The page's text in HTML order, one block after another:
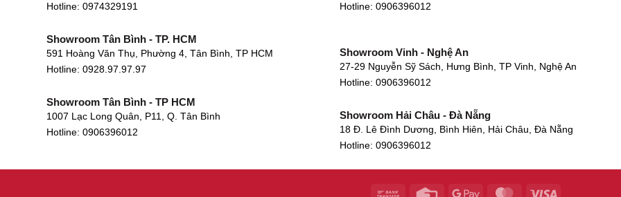
Hotline: 0974329191
Showroom Tân Bình - TP. HCM
591 Hoàng Văn Thụ, Phường 4, Tân Bình, TP HCM
Hotline: 0928.97.97.97
Showroom Tân Bình - TP HCM
1007 Lạc Long Quân, P11, Q. Tân Bình
Hotline: 0906396012
Hotline:0906396012
Showroom Vinh - Nghệ An
27-29 Nguyễn Sỹ Sách, Hưng Bình, TP Vinh, Nghệ An
Hotline:0906396012
Showroom Hải Châu - Đà Nẵng
18 Đ. Lê Đình Dương, Bình Hiên, Hải Châu, Đà Nẵng
Hotline:0906396012
475 Điện Biên Phủ, Thanh Khê Đông, Thanh Khê, Đà